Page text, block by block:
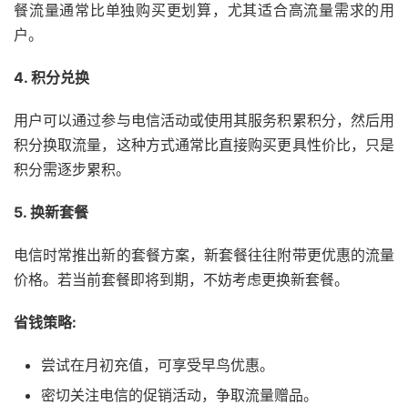
餐流量通常比单独购买更划算，尤其适合高流量需求的用
户。
4. 积分兑换
用户可以通过参与电信活动或使用其服务积累积分，然后用
积分换取流量，这种方式通常比直接购买更具性价比，只是
积分需逐步累积。
5. 换新套餐
电信时常推出新的套餐方案，新套餐往往附带更优惠的流量
价格。若当前套餐即将到期，不妨考虑更换新套餐。
省钱策略:
尝试在月初充值，可享受早鸟优惠。
密切关注电信的促销活动，争取流量赠品。